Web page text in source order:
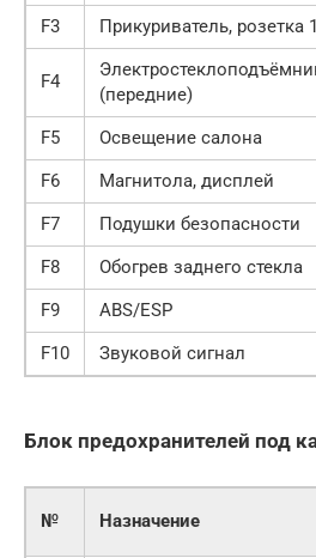
F3
Прикуриватель, розетка
F4
(передние)
F5 Освещение салона
F6
Магнитола, дисплей
F7
Подушки безопасности
F8
Обогрев заднего стекла
F9
ABS/ESP
F10
Звуковой сигнал
Блок предохранителей под
№ Назначение